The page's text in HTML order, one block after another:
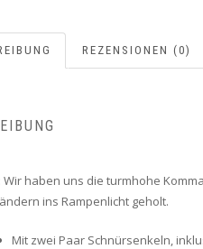
REZENSIONEN (0)
Wir haben uns die turmhohe
ins Rampenlicht geholt.
Mit zwei Paar Schnürsenkeln,